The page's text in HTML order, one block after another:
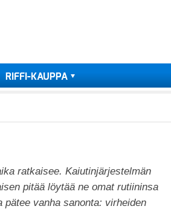
RIFFI-KAUPPA
ratkaisee. Kaiutinjärjestelmän
pitää löytää ne omat rutiininsa
vanha sanonta: virheiden